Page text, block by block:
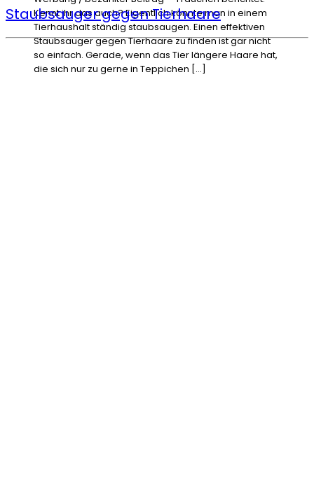
Kennt ihr das auch? Eigentlich könnte man in einem
Tierhaushalt ständig staubsaugen. Einen effektiven
Staubsauger gegen Tierhaare zu finden ist gar nicht
so einfach. Gerade, wenn das Tier längere Haare hat,
die sich nur zu gerne in Teppichen […]
Staubsauger gegen Tierhaare